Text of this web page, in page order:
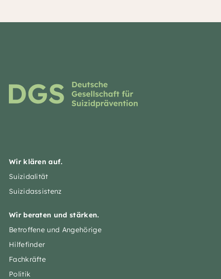
Wir klären auf.
Suizidalität
Suizidassistenz
Wir beraten und stärken.
Betroffene und Angehörige
Hilfefinder
Fachkräfte
Politik